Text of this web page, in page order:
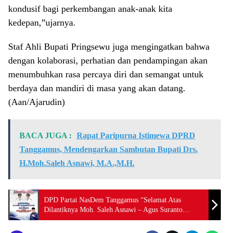
kondusif bagi perkembangan anak-anak kita
kedepan,”ujarnya.
Staf Ahli Bupati Pringsewu juga mengingatkan bahwa
dengan kolaborasi, perhatian dan pendampingan akan
menumbuhkan rasa percaya diri dan semangat untuk
berdaya dan mandiri di masa yang akan datang.
(Aan/Ajarudin)
BACA JUGA :
Rapat Paripurna Istimewa DPRD
Tanggamus, Mendengarkan Sambutan Bupati Drs.
H.Moh.Saleh Asnawi, M.A.,M.H.
DPD Partai NasDem Tanggamus “Selamat Atas
Dilantiknya Moh. Saleh Asnawi – Agus Suranto
Sebagai Bupati dan Wakil Bupati Tanggamus 2025-